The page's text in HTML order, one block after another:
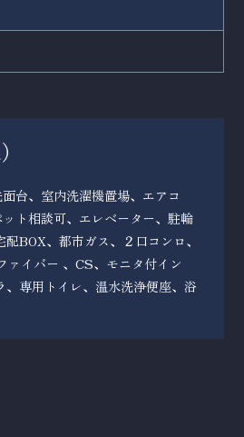
）
台、室内洗濯機置場、エアコ
ト相談可、エレベーター、駐輪
BOX、都市ガス、２口コンロ、
ァイバー 、CS、モニタ付イン
、専用トイレ、温水洗浄便座、浴